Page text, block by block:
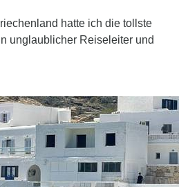
hatte ich die tollste
unglaublicher Reiseleiter und